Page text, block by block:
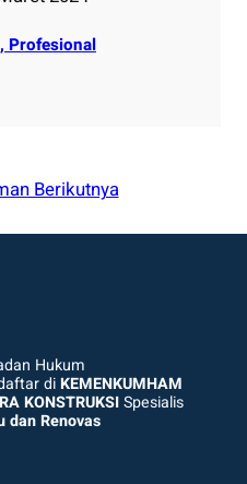
Profesional
Berikutnya
Hukum
diKEMENKUMHAM
KONSTRUKSISpesialis
dan Renovas